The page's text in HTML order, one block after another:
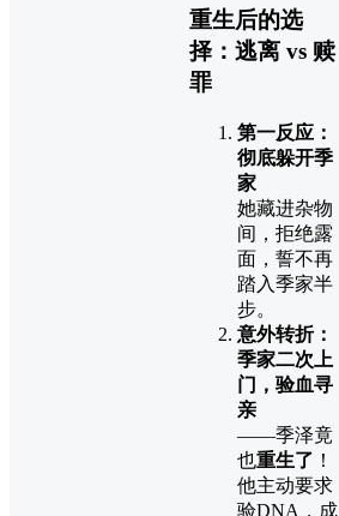
重生后的选
择：逃离 vs 赎
罪
第一反应：
彻底躲开季
家
她藏进杂物
间，拒绝露
面，誓不再
踏入季家半
步。
意外转折：
季家二次上
门，验血寻
亲
——季泽竟
也重生了 ！
他主动要求
验DNA，成